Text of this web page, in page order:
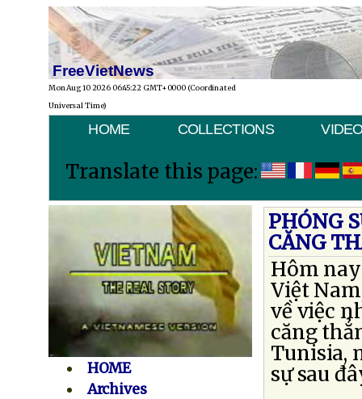
FreeVietNews
Mon Aug 10 2026 06:45:22 GMT+0000 (Coordinated
Universal Time)
HOME COLLECTIONS
Translate this page:
HOME
Archives
PHÓNG
CĂNG
Hôm
Việt
về việc
căng
Tunisia,
sự sau